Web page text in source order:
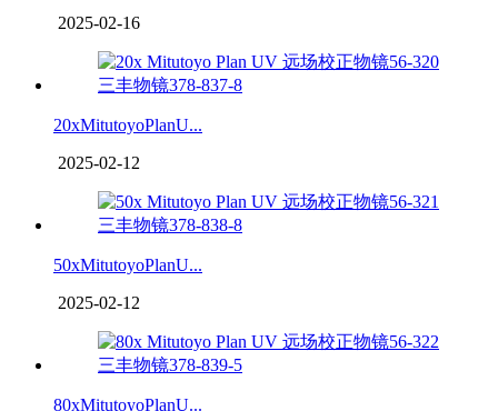
2025-02-16
20xMitutoyoPlanU...
2025-02-12
50xMitutoyoPlanU...
2025-02-12
80xMitutoyoPlanU...